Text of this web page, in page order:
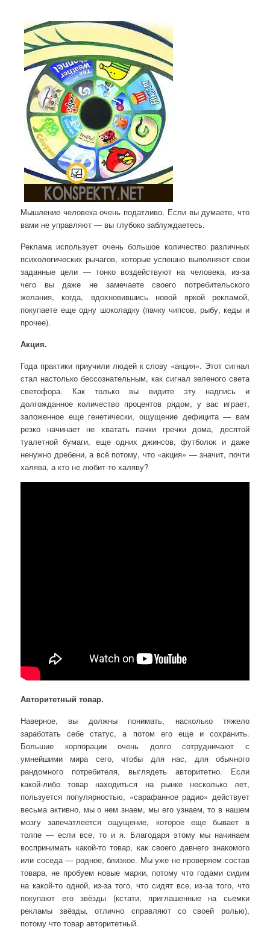
Мышление человека очень податливо. Если вы думаете, что
вами не управляют — вы глубоко заблуждаетесь.
Реклама использует очень большое количество различных
психологических рычагов, которые успешно выполняют свои
заданные цели — тонко воздействуют на человека, из-за
чего вы даже не замечаете своего потребительского
желания, когда, вдохновившись новой яркой рекламой,
покупаете еще одну шоколадку (пачку чипсов, рыбу, кеды и
прочее).
Акция.
Года практики приучили людей к слову «акция». Этот сигнал
стал настолько бессознательным, как сигнал зеленого света
светофора. Как только вы видите эту надпись и
долгожданное количество процентов рядом, у вас играет,
заложенное еще генетически, ощущение дефицита — вам
резко начинает не хватать пачки гречки дома, десятой
туалетной бумаги, еще одних джинсов, футболок и даже
ненужно дребени, а всё потому, что «акция» — значит, почти
халява, а кто не любит-то халяву?
Авторитетный товар.
Наверное, вы должны понимать, насколько тяжело
заработать себе статус, а потом его еще и сохранить.
Большие корпорации очень долго сотрудничают с
умнейшими мира сего, чтобы для нас, для обычного
рандомного потребителя, выглядеть авторитетно. Если
какой-либо товар находиться на рынке несколько лет,
пользуется популярностью, «сарафанное радио» действует
весьма активно, мы о нем знаем, мы его узнаем, то в нашем
мозгу запечатлеется ощущение, которое еще бывает в
толпе — если все, то и я. Благодаря этому мы начинаем
воспринимать какой-то товар, как своего давнего знакомого
или соседа — родное, близкое. Мы уже не проверяем состав
товара, не пробуем новые марки, потому что годами сидим
на какой-то одной, из-за того, что сидят все, из-за того, что
покупают его звёзды (кстати, приглашенные на сьемки
рекламы звёзды, отлично справляют со своей ролью),
потому что товар авторитетный.